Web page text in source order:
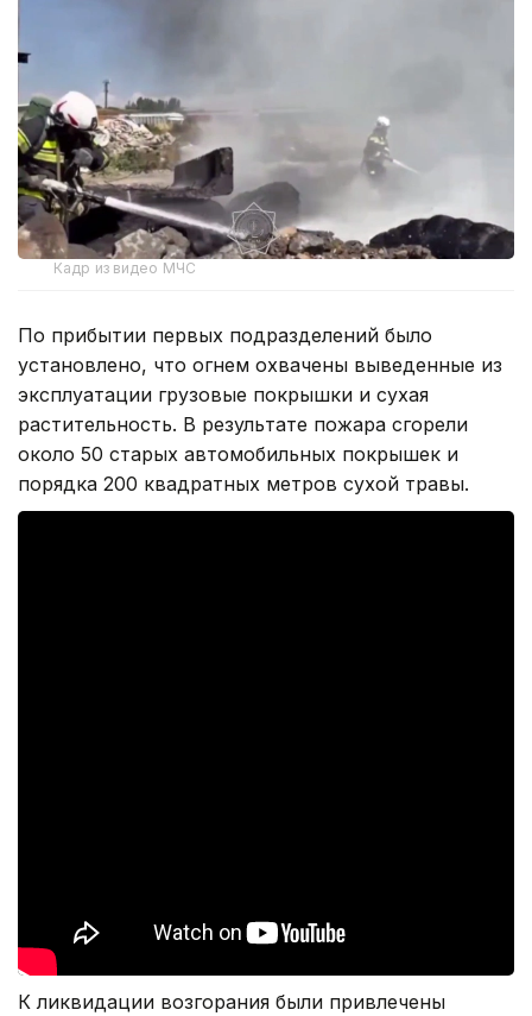
Кадр из видео МЧС
По прибытии первых подразделений было
установлено, что огнем охвачены выведенные из
эксплуатации грузовые покрышки и сухая
растительность. В результате пожара сгорели
около 50 старых автомобильных покрышек и
порядка 200 квадратных метров сухой травы.
К ликвидации возгорания были привлечены